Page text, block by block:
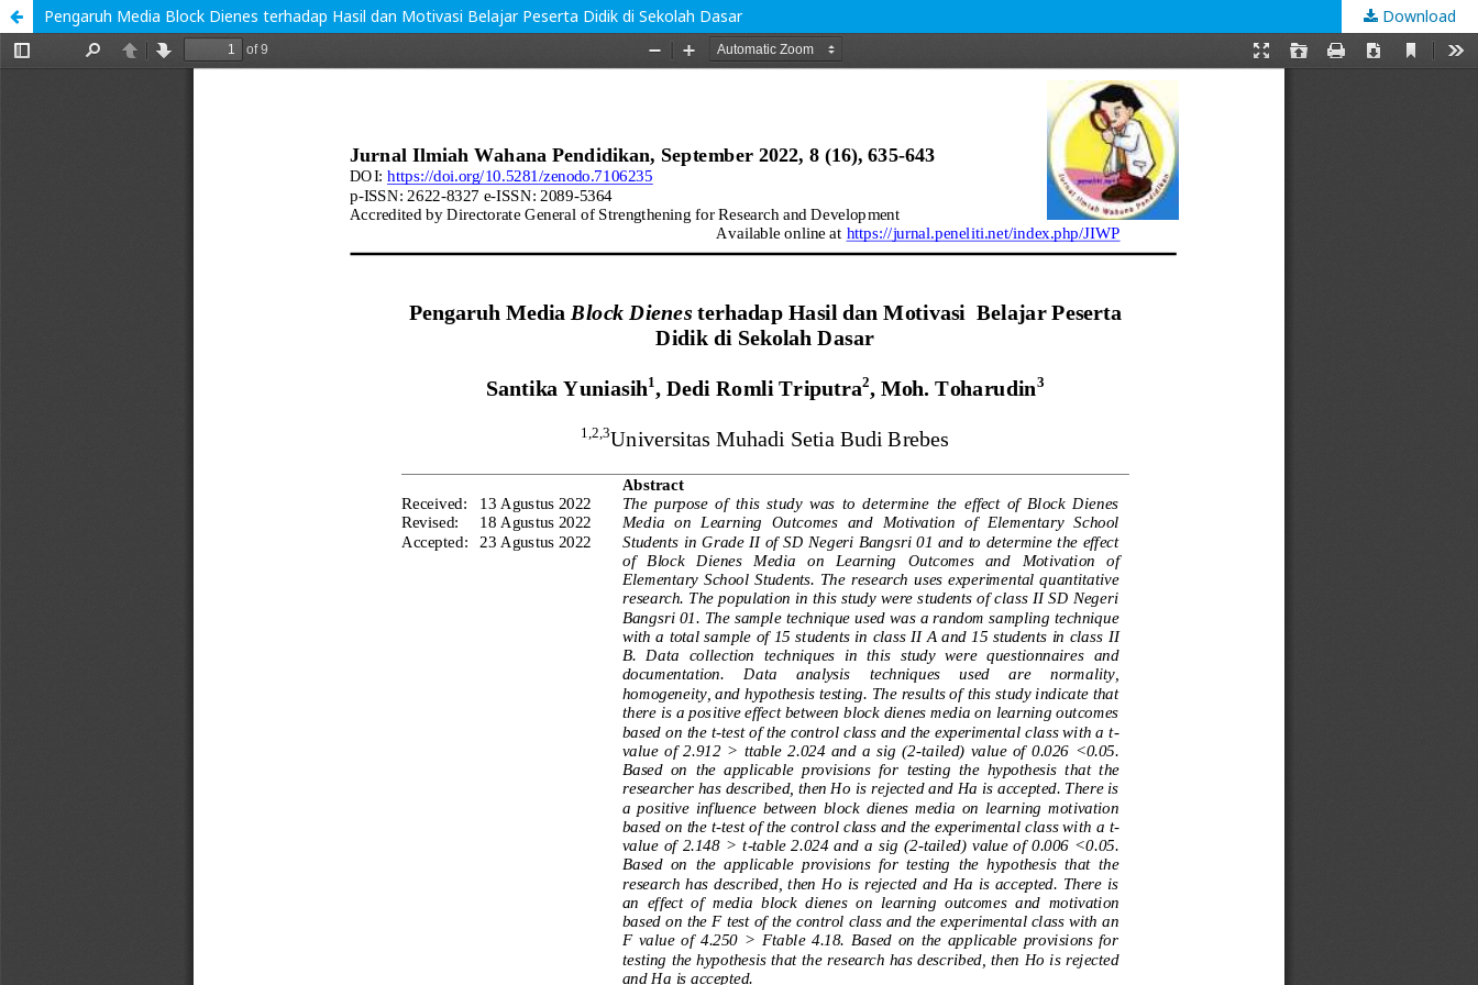
Pengaruh Media Block Dienes terhadap Hasil dan Motivasi Belajar Peserta Didik di Sekolah Dasar Download